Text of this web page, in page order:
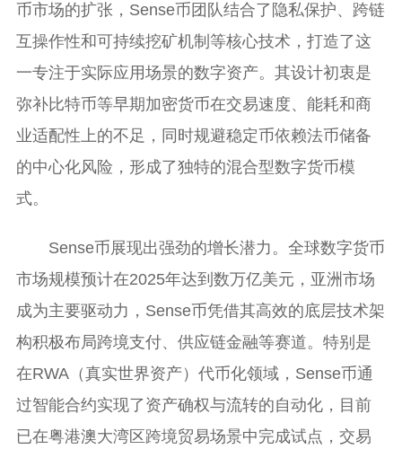
币市场的扩张，Sense币团队结合了隐私保护、跨链
互操作性和可持续挖矿机制等核心技术，打造了这
一专注于实际应用场景的数字资产。其设计初衷是
弥补比特币等早期加密货币在交易速度、能耗和商
业适配性上的不足，同时规避稳定币依赖法币储备
的中心化风险，形成了独特的混合型数字货币模
式。
Sense币展现出强劲的增长潜力。全球数字货币
市场规模预计在2025年达到数万亿美元，亚洲市场
成为主要驱动力，Sense币凭借其高效的底层技术架
构积极布局跨境支付、供应链金融等赛道。特别是
在RWA（真实世界资产）代币化领域，Sense币通
过智能合约实现了资产确权与流转的自动化，目前
已在粤港澳大湾区跨境贸易场景中完成试点，交易